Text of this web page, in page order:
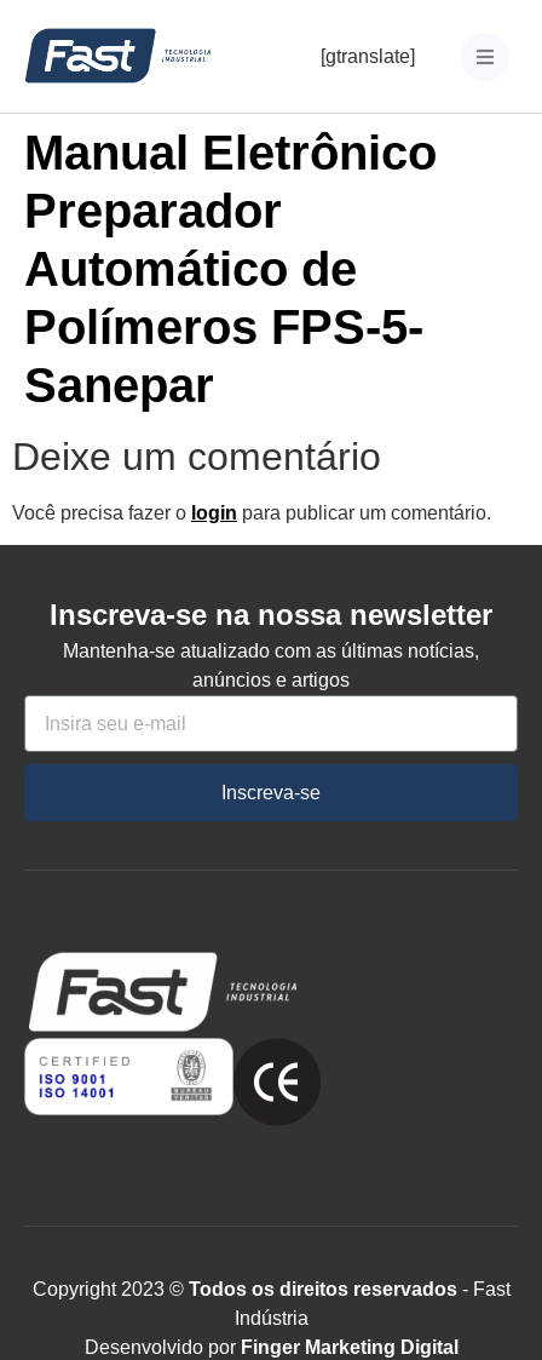
[gtranslate]
Manual Eletrônico
Preparador
Automático de
Polímeros FPS-5-
Sanepar
Deixe um comentário
Você precisa fazer o login para publicar um comentário.
Inscreva-se na nossa newsletter
Mantenha-se atualizado com as últimas notícias,
anúncios e artigos
Inscreva-se
Copyright 2023 ©Todos os direitos reservados- Fast
Indústria
Desenvolvido por Finger Marketing Digital